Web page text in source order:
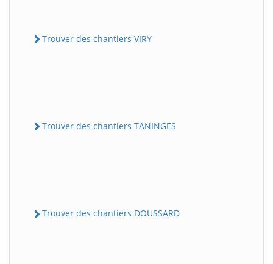
Trouver des chantiers VIRY
Trouver des chantiers TANINGES
Trouver des chantiers DOUSSARD